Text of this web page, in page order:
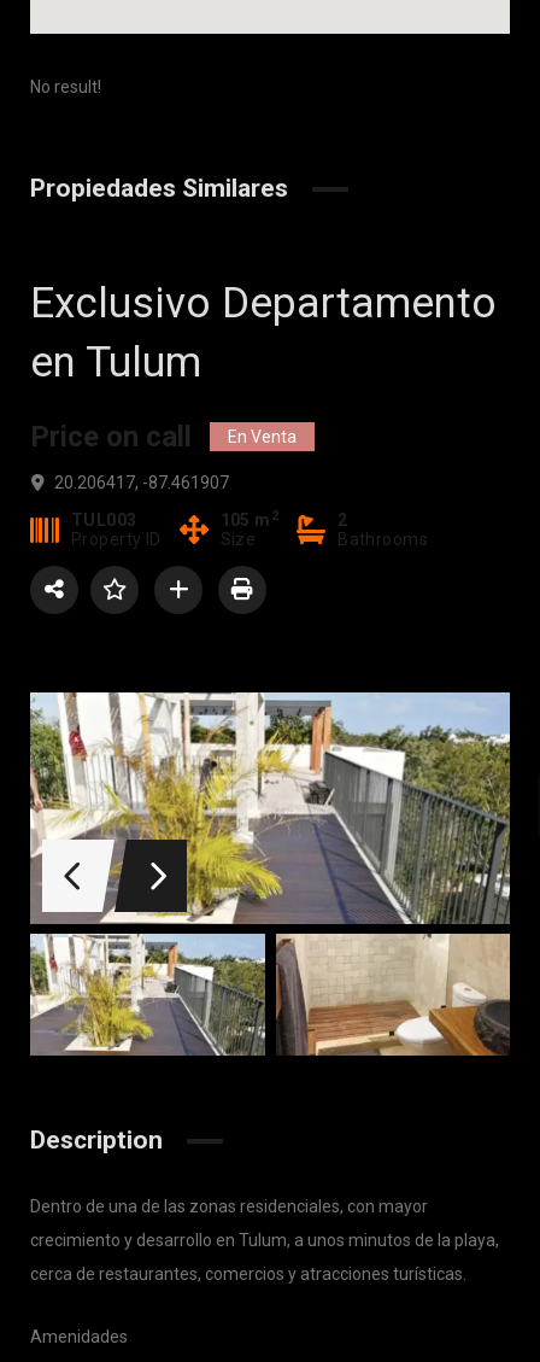
No result!
Propiedades Similares
Exclusivo Departamento
en Tulum
Price on call En Venta
20.206417, -87.461907
TUL003
Property ID
105 m 2
Size
2
Bathrooms
Description
Dentro de una de las zonas residenciales, con mayor
crecimiento y desarrollo en Tulum, a unos minutos de la playa,
cerca de restaurantes, comercios y atracciones turísticas.
Amenidades